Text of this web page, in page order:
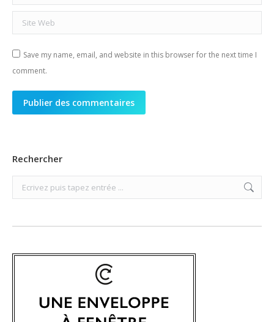
Site Web
Save my name, email, and website in this browser for the next time I
comment.
Publier des commentaires
Rechercher
Search: